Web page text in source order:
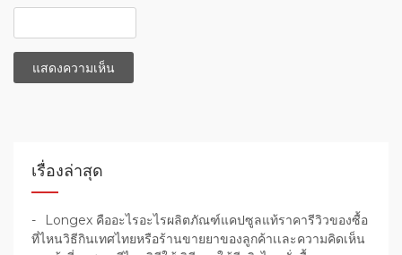
เรื่องล่าสุด
Longex คืออะไรอะไรผลิตภัณฑ์แคปซูลแท้ราคารีวิวของซื้อ
ที่ไหนวิธีกินเทศไทยหรือร้านขายยาของลูกค้าเเละความคิดเห็น